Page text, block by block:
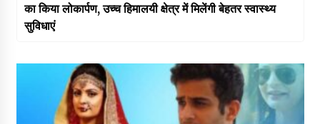
का किया लोकार्पण, उच्च हिमालयी क्षेत्र में मिलेंगी बेहतर स्वास्थ्य
सुविधाएं